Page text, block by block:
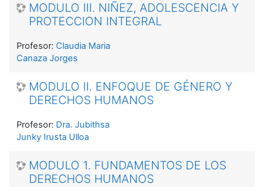
MODULO III. NIÑEZ, ADOLESCENCIA Y
PROTECCION INTEGRAL
Profesor: Claudia Maria
Canaza Jorges
MODULO II. ENFOQUE DE GÉNERO Y
DERECHOS HUMANOS
Profesor: Dra. Jubithsa
Junky Irusta Ulloa
MODULO 1. FUNDAMENTOS DE LOS
DERECHOS HUMANOS